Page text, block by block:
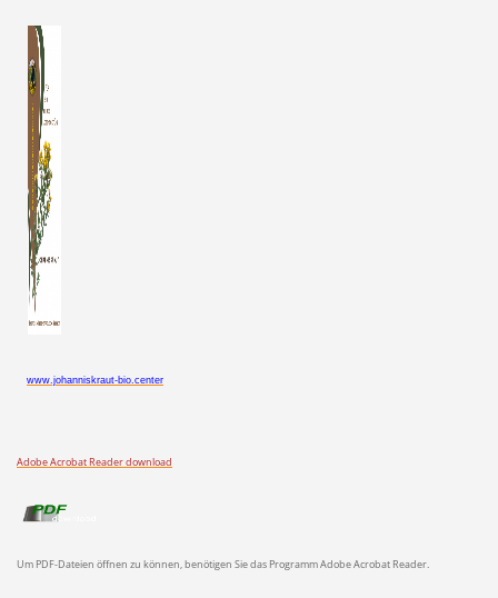
www.johanniskraut-bio.center
Adobe Acrobat Reader download
Um PDF-Dateien öffnen zu können, benötigen Sie das Programm Adobe Acrobat Reader.